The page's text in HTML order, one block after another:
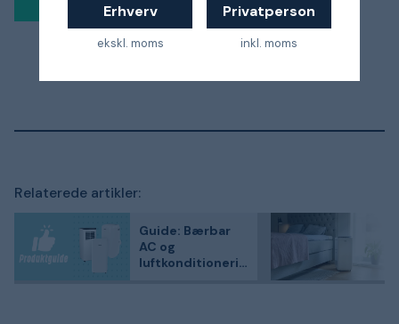
Erhverv
ekskl. moms
Privatperson
inkl. moms
Relaterede artikler:
Guide: Bærbar
AC og
luftkonditionerin